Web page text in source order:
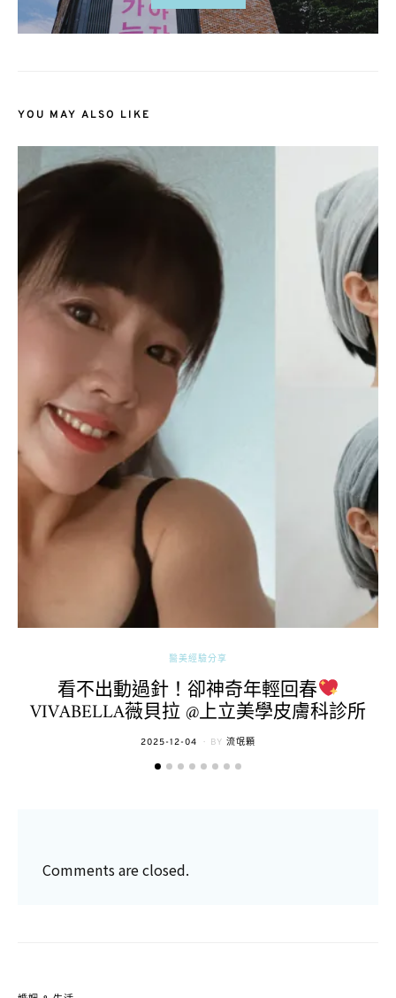
YOU MAY ALSO LIKE
醫美經驗分享
看不出動過針！卻神奇年輕回春
VIVABELLA薇貝拉 @上立美學皮膚科診所
POSTED
2025-12-04 BY 流氓顆
Comments are closed.